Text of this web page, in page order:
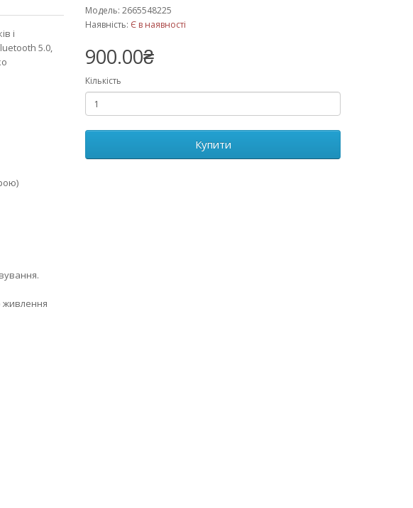
і
5.0,
живлення
Модель: 2665548225
Наявність: Є в наявності
900.00₴
Кількість
Купити